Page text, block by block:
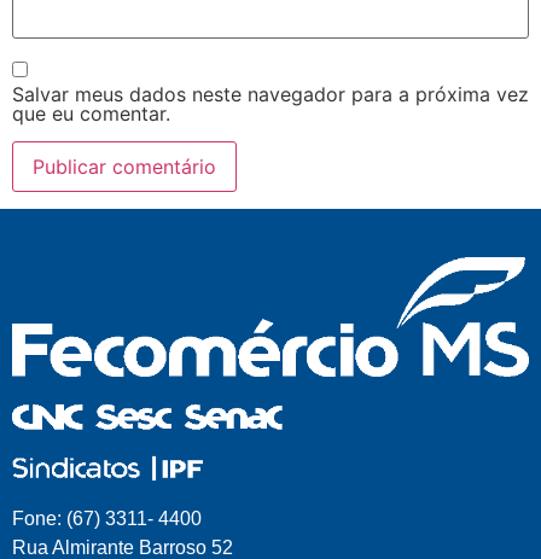
Salvar meus dados neste navegador para a próxima vez
que eu comentar.
Fone: (67) 3311- 4400
Rua Almirante Barroso 52